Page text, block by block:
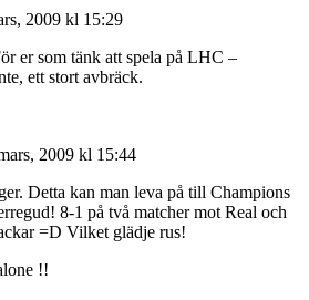
2009 kl 15:29
er som tänk att spela på LHC –
ett stort avbräck.
2009 kl 15:44
Detta kan man leva på till Champions
8-1 på två matcher mot Real och
=D Vilket glädje rus!
!!